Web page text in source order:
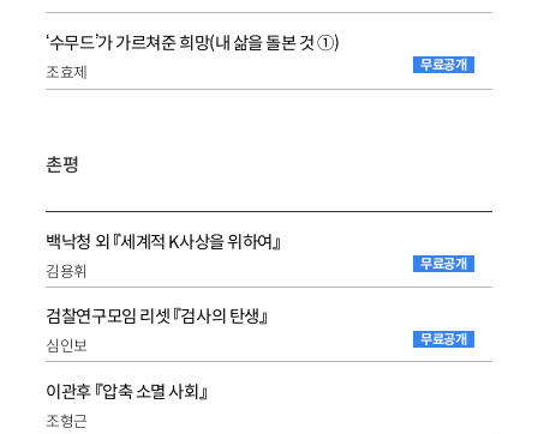
‘수무드’가 가르쳐준 희망(내 삶을 돌본 것 ①)
조효제 무료공개
촌평
백낙청 외 『세계적 K사상을 위하여』
김용휘 무료공개
검찰연구모임 리셋 『검사의 탄생』
심인보 무료공개
이관후 『압축 소멸 사회』
조형근